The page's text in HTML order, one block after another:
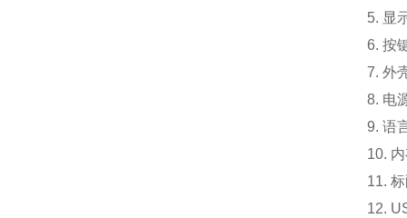
5. 显
6. 按
7. 外
8. 电
9. 语
10.
11.
12.